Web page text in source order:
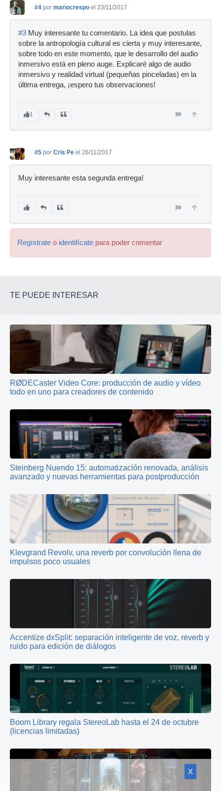
#4 por mariocrespo el 23/11/2017
#3 Muy interesante tu comentario. La idea que postulas
sobre la antropología cultural es cierta y muy interesante,
sobre todo en este momento, que le desarrollo del audio
inmersivo está en pleno auge. Explicaré algo de audio
inmersivo y realidad virtual (pequeñas pinceladas) en la
última entrega, ¡espero tus observaciones!
1
#5 por Cris Pe el 26/11/2017
Muy interesante esta segunda entrega!
Regístrate o identifícate para poder comentar
TE PUEDE INTERESAR
RØDECaster Video Core: producción de audio y vídeo
todo en uno para creadores de contenido
Steinberg Nuendo 15: automatización renovada, análisis
avanzado y nuevas herramientas para postproducción
Klevgrand Revolv, una reverb por convolución llena de
impulsos poco usuales
Accentize dxSplit: separación inteligente de voz, reverb y
ruido para edición de diálogos
Boom Library regala StereoLab hasta el 24 de octubre
(licencias limitadas)
X